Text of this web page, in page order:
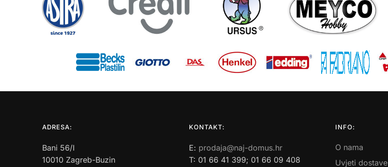
ADRESA:
Bani 56/I
10010 Zagreb-Buzin
KONTAKT:
E: prodaja@naj-domus.hr
T: 01 66 41 399; 01 66 09 408
INFO:
O nama
Uvjeti dostave